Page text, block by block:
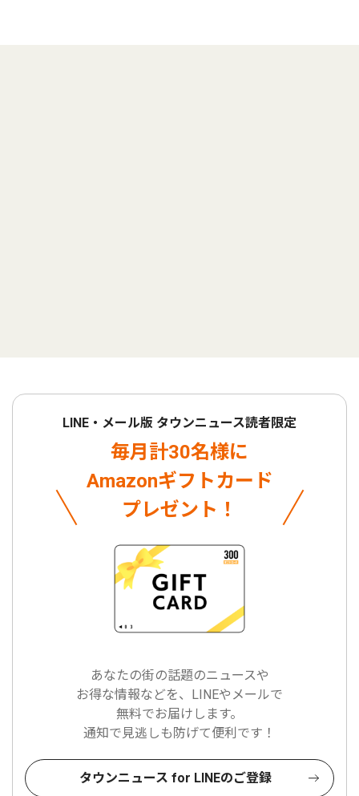
LINE・メール版 タウンニュース読者限定
毎月計30名様に
Amazonギフトカード
プレゼント！
あなたの街の話題のニュースや
お得な情報などを、LINEやメールで
無料でお届けします。
通知で見逃しも防げて便利です！
タウンニュース for LINEのご登録